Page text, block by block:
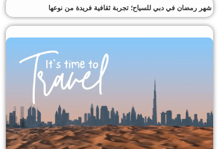
شهر رمضان في دبي للسياح؛ تجربة ثقافية فريدة من نوعها